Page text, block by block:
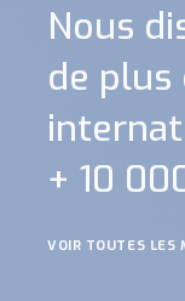
Nous
de plus
+ 10
VOIR TOUTES LES